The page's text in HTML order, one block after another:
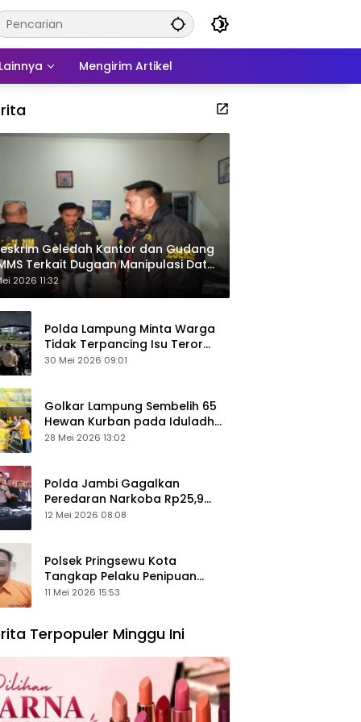
Lainnya Mengirim Artikel
Geledah Kantor dan Gudang
Terkait Dugaan Manipulasi Data
Sawit
2026 11:32
Polda Lampung Minta Warga
Tidak Terpancing Isu Teror
Pocong Palsu, Patroli
30 Mei 2026 09:01
Golkar Lampung Sembelih 65
Hewan Kurban pada Iduladha
1447 Hijriah
28 Mei 2026 13:02
Polda Jambi Gagalkan
Peredaran Narkoba Rp25,9
Miliar, Empat Tersangka
12 Mei 2026 08:08
Polsek Pringsewu Kota
Tangkap Pelaku Penipuan
Mobil, Sempat Kabur ke Jambi
11 Mei 2026 15:53
Terpopuler Minggu Ini